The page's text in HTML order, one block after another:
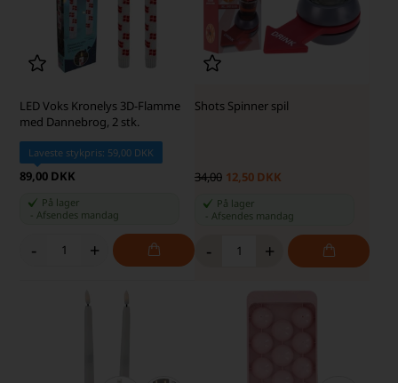
LED Voks Kronelys 3D-Flamme
med Dannebrog, 2 stk.
Laveste stykpris: 59,00 DKK
89,00 DKK
På lager
Afsendes mandag
- +
Shots Spinner spil
34,00 12,50 DKK
På lager
Afsendes mandag
- +